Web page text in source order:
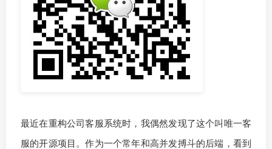
最近在重构公司客服系统时，我偶然发现了这个叫唯一客
服的开源项目。作为一个常年和高并发搏斗的后端，看到